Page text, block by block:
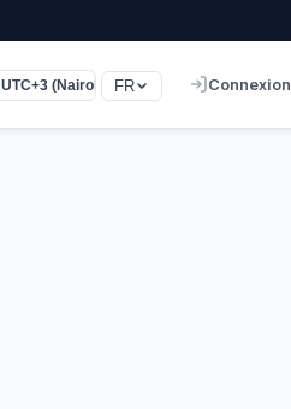
UTC+3 (Nairobi, Bagdad)
FR Connexion